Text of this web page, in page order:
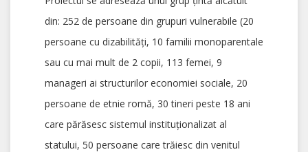
din: 252 de persoane din grupuri vulnerabile (20
persoane cu dizabilităţi, 10 familii monoparentale
sau cu mai mult de 2 copii, 113 femei, 9
manageri ai structurilor economiei sociale, 20
persoane de etnie romă, 30 tineri peste 18 ani
care părăsesc sistemul instituţionalizat al
statului, 50 persoane care trăiesc din venitul